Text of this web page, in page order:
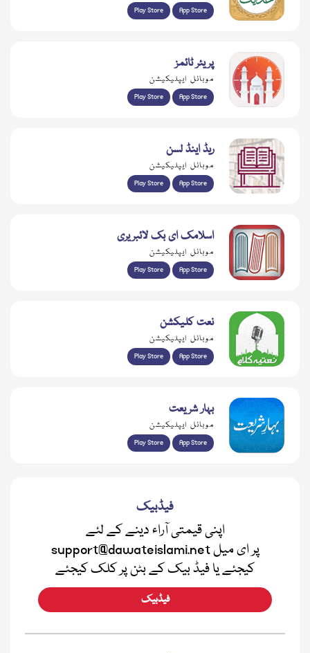
Play Store App Store
پریئر ٹائمز
موبائل ایپلیکیشن
Play Store App Store
ریڈ اینڈ لسن
موبائل ایپلیکیشن
Play Store App Store
اسلامک ای بک لائبریری
موبائل ایپلیکیشن
Play Store App Store
نعت کلیکشن
موبائل ایپلیکیشن
Play Store App Store
بہار شریعت
موبائل ایپلیکیشن
Play Store App Store
فیڈبیک
اپنی قیمتی آراء دینے کے لئے
support@dawateislami.net پر ای میل
کیجئے یا فیڈ بیک کے بٹن پر کلک کیجئے
فیڈبیک